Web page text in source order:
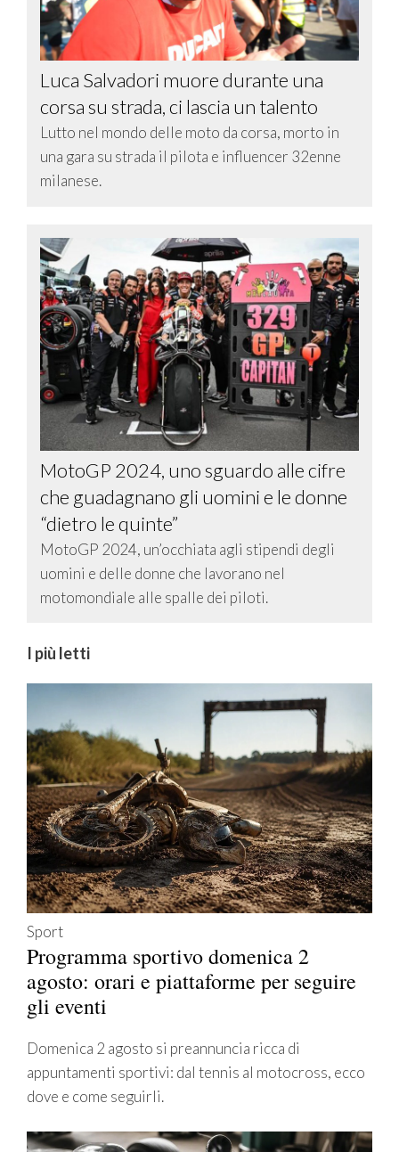
Luca Salvadori muore durante una
corsa su strada, ci lascia un talento
Lutto nel mondo delle moto da corsa, morto in
una gara su strada il pilota e influencer 32enne
milanese.
MotoGP 2024, uno sguardo alle cifre
che guadagnano gli uomini e le donne
“dietro le quinte”
MotoGP 2024, un’occhiata agli stipendi degli
uomini e delle donne che lavorano nel
motomondiale alle spalle dei piloti.
I più letti
Sport
Programma sportivo domenica 2
agosto: orari e piattaforme per seguire
gli eventi
Domenica 2 agosto si preannuncia ricca di
appuntamenti sportivi: dal tennis al motocross, ecco
dove e come seguirli.